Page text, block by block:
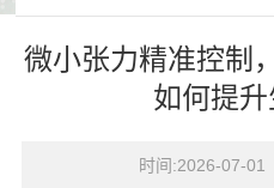
微小张力精准控制
如何提
时间:2026-